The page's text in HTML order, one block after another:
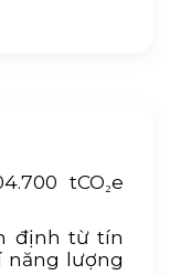
tCO₂e
định từ tín
năng lượng